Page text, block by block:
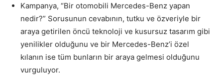
Kampanya, “Bir otomobili Mercedes-Benz yapan
nedir?” Sorusunun cevabının, tutku ve özveriyle bir
araya getirilen öncü teknoloji ve kusursuz tasarım gibi
yenilikler olduğunu ve bir Mercedes-Benz’i özel
kılanın ise tüm bunların bir araya gelmesi olduğunu
vurguluyor.